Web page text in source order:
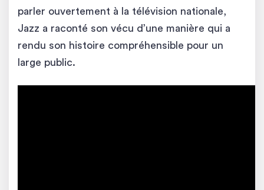
parler ouvertement à la télévision nationale,
Jazz a raconté son vécu d’une manière qui a
rendu son histoire compréhensible pour un
large public.